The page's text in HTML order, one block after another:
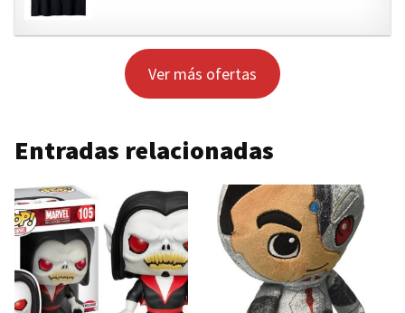
Ver más ofertas
Entradas relacionadas